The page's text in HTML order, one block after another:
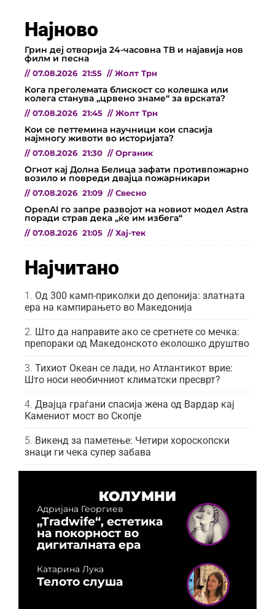
Најново
Грин деј отворија 24-часовна ТВ и најавија нов
филм и песна
// 07.08.2026 21:55 // Жолт Трн
Кога преголемата блискост со колешка или
колега станува „црвено знаме“ за врската?
// 07.08.2026 21:45 // Жолт Трн
Кои се петтемина научници кои спасија
најмногу животи во историјата?
// 07.08.2026 21:30 // Органик
Огнот кај Долна Белица зафати противпожарно
возило и повреди двајца пожарникари
// 07.08.2026 21:09 // Свесно
OpenAI го запре развојот на новиот модел Astra
поради страв дека „ќе им избега“
// 07.08.2026 21:05 // Хај-тек
Најчитано
Од 300 камп-приколки до депонија: златната
ера на кампирањето во Македонија
Што да направите ако се сретнете со мечка:
препораки од Македонското еколошко друштво
Тихиот Океан се лади, но Атлантикот врие:
Што носи необичниот климатски пресврт?
Двајца граѓани спасија жена од Вардар кај
Камениот мост во Скопје
Викенд за паметење: Четири хороскопски
знаци ги чека супер забава
КОЛУМНИ
Адријана Георгиев
„Tradwife“, естетика
на покорност во
дигиталната ера
Катарина Лука
Телото слуша